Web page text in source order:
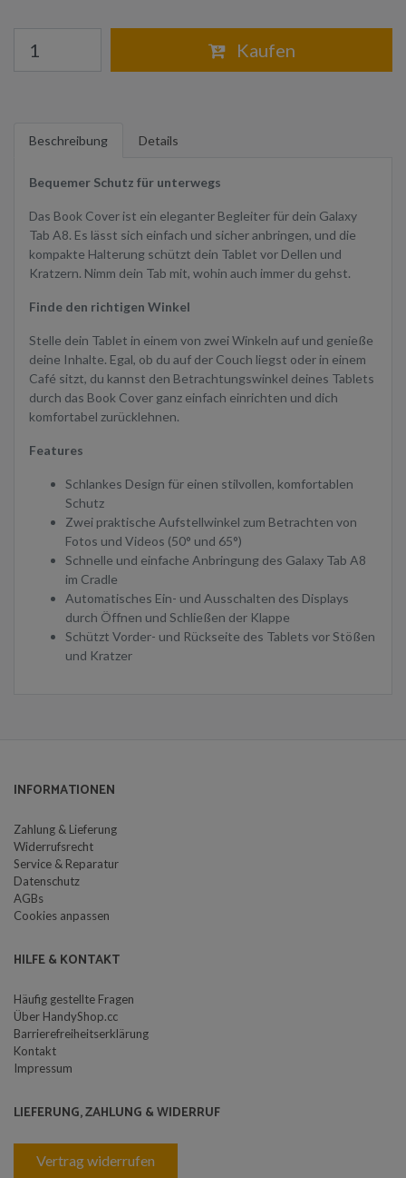
Kaufen
Beschreibung Details
Bequemer Schutz für unterwegs
Das Book Cover ist ein eleganter Begleiter für dein Galaxy
Tab A8. Es lässt sich einfach und sicher anbringen, und die
kompakte Halterung schützt dein Tablet vor Dellen und
Kratzern. Nimm dein Tab mit, wohin auch immer du gehst.
Finde den richtigen Winkel
Stelle dein Tablet in einem von zwei Winkeln auf und genieße
deine Inhalte. Egal, ob du auf der Couch liegst oder in einem
Café sitzt, du kannst den Betrachtungswinkel deines Tablets
durch das Book Cover ganz einfach einrichten und dich
komfortabel zurücklehnen.
Features
Schlankes Design für einen stilvollen, komfortablen
Schutz
Zwei praktische Aufstellwinkel zum Betrachten von
Fotos und Videos (50° und 65°)
Schnelle und einfache Anbringung des Galaxy Tab A8
im Cradle
Automatisches Ein- und Ausschalten des Displays
durch Öffnen und Schließen der Klappe
Schützt Vorder- und Rückseite des Tablets vor Stößen
und Kratzer
INFORMATIONEN
Zahlung & Lieferung
Widerrufsrecht
Service & Reparatur
Datenschutz
AGBs
Cookies anpassen
HILFE & KONTAKT
Häufig gestellte Fragen
Über HandyShop.cc
Barrierefreiheitserklärung
Kontakt
Impressum
LIEFERUNG, ZAHLUNG & WIDERRUF
Vertrag widerrufen